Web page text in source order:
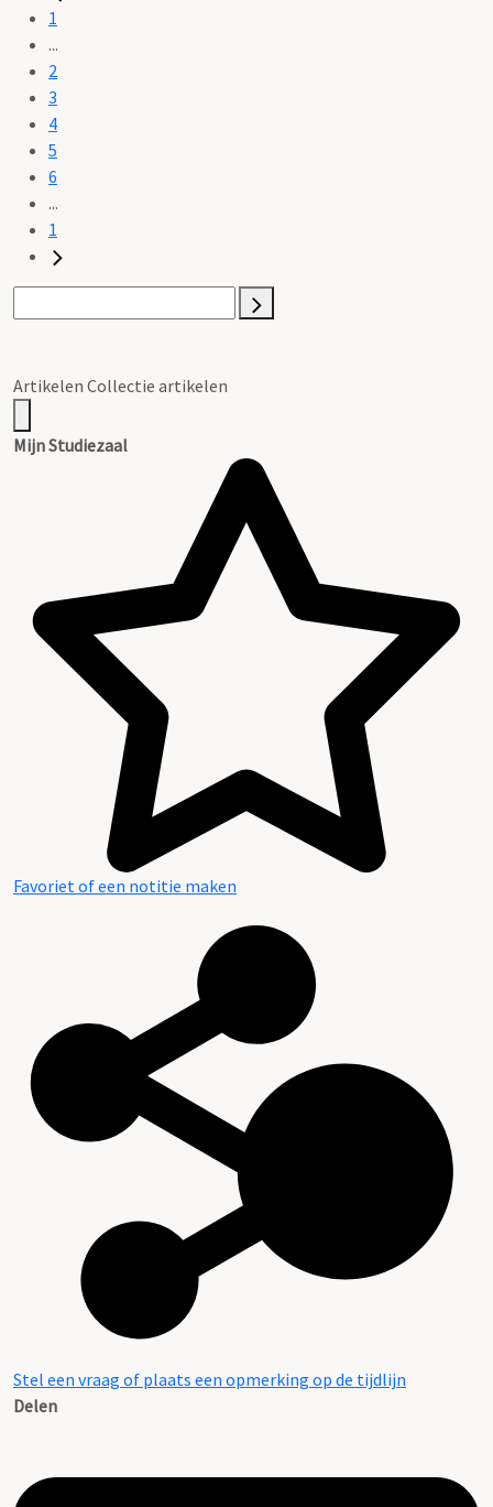
1
...
2
3
4
5
6
...
1
Artikelen Collectie artikelen
Mijn Studiezaal
Favoriet of een notitie maken
Stel een vraag of plaats een opmerking op de tijdlijn
Delen